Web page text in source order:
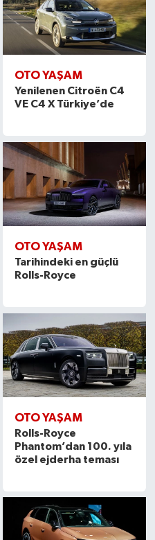
OTO YAŞAM
Yenilenen Citroën C4
VE C4 X Türkiye’de
OTO YAŞAM
Tarihindeki en güçlü
Rolls-Royce
OTO YAŞAM
Rolls-Royce
Phantom’dan 100. yıla
özel ejderha teması